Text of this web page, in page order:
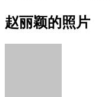
赵丽颖的照片